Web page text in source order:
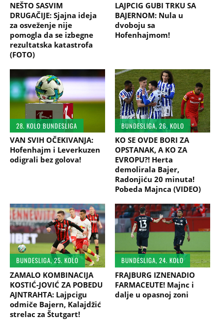
NEŠTO SASVIM
DRUGAČIJE: Sjajna ideja
za osveženje nije
pomogla da se izbegne
rezultatska katastrofa
(FOTO)
LAJPCIG GUBI TRKU SA
BAJERNOM: Nula u
dvoboju sa
Hofenhajmom!
28. KOLO BUNDESLIGA
VAN SVIH OČEKIVANJA:
Hofenhajm i Leverkuzen
odigrali bez golova!
BUNDESLIGA, 26. KOLO
KO SE OVDE BORI ZA
OPSTANAK, A KO ZA
EVROPU?! Herta
demolirala Bajer,
Radonjiću 20 minuta!
Pobeda Majnca (VIDEO)
BUNDESLIGA, 25. KOLO
ZAMALO KOMBINACIJA
KOSTIĆ-JOVIĆ ZA POBEDU
AJNTRAHTA: Lajpcigu
odmiče Bajern, Kalajdžić
strelac za Štutgart!
BUNDESLIGA, 24. KOLO
FRAJBURG IZNENADIO
FARMACEUTE! Majnc i
dalje u opasnoj zoni